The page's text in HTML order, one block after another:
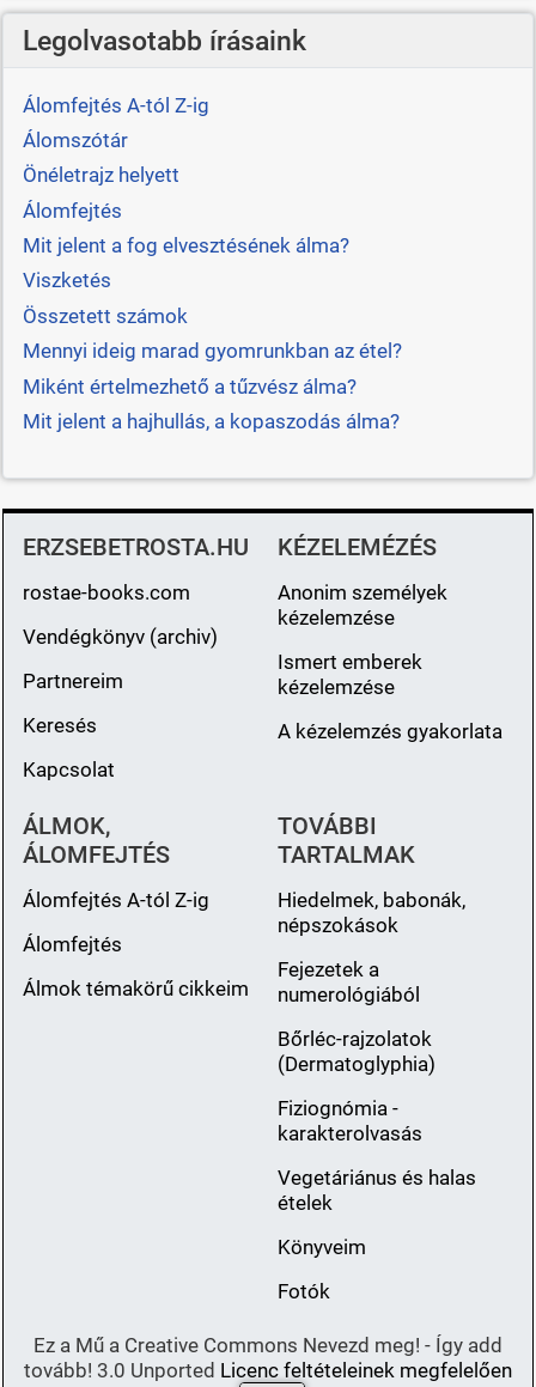
Legolvasotabb írásaink
Álomfejtés A-tól Z-ig
Álomszótár
Önéletrajz helyett
Álomfejtés
Mit jelent a fog elvesztésének álma?
Viszketés
Összetett számok
Mennyi ideig marad gyomrunkban az étel?
Miként értelmezhető a tűzvész álma?
Mit jelent a hajhullás, a kopaszodás álma?
ERZSEBETROSTA.HU
rostae-books.com
Vendégkönyv (archiv)
Partnereim
Keresés
Kapcsolat
KÉZELEMÉZÉS
Anonim személyek
kézelemzése
Ismert emberek
kézelemzése
A kézelemzés gyakorlata
ÁLMOK,
ÁLOMFEJTÉS
Álomfejtés A-tól Z-ig
Álomfejtés
Álmok témakörű cikkeim
TOVÁBBI
TARTALMAK
Hiedelmek, babonák,
népszokások
Fejezetek a
numerológiából
Bőrléc-rajzolatok
(Dermatoglyphia)
Fiziognómia -
karakterolvasás
Vegetáriánus és halas
ételek
Könyveim
Fotók
Ez a Mű a Creative Commons Nevezd meg! - Így add
tovább! 3.0 Unported Licenc feltételeinek megfelelően